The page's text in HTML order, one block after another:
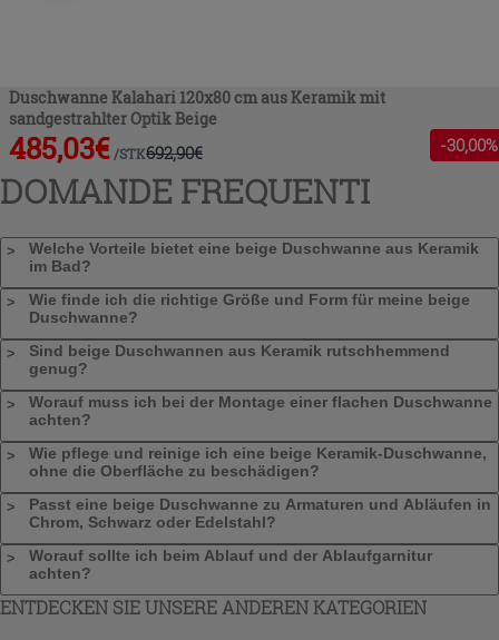
Duschwanne Kalahari 120x80 cm aus Keramik mit
sandgestrahlter Optik Beige
485,03€ /STK692,90€ -30,00%
DOMANDE FREQUENTI
Welche Vorteile bietet eine beige Duschwanne aus Keramik
im Bad?
Wie finde ich die richtige Größe und Form für meine beige
Duschwanne?
Sind beige Duschwannen aus Keramik rutschhemmend
genug?
Worauf muss ich bei der Montage einer flachen Duschwanne
achten?
Wie pflege und reinige ich eine beige Keramik-Duschwanne,
ohne die Oberfläche zu beschädigen?
Passt eine beige Duschwanne zu Armaturen und Abläufen in
Chrom, Schwarz oder Edelstahl?
Worauf sollte ich beim Ablauf und der Ablaufgarnitur
achten?
ENTDECKEN SIE UNSERE ANDEREN KATEGORIEN